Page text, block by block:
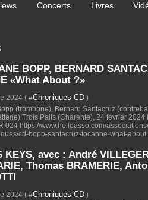
Concerts Livres
BOPP, BERNARD
«What About ?»
2024 ( #Chroniques CD )
(trombone), Bernard Santacruz
Trois Palis (Charente), 24 février 2024
024 https://www.helloasso.com/
cd-bopp-santacruz-tocanne-what-
KEYS, avec : André
Thomas BRAMERIE,
2024 ( #Chroniques CD )